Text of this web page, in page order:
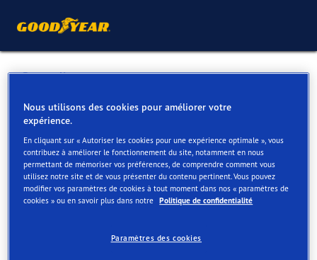
Retour liste
PAESMANS HOUTHALEN NV
Services disponibles en ligne et en magasin
Contact Services
Nous utilisons des cookies pour améliorer votre
expérience.
En cliquant sur « Autoriser les cookies pour une expérience optimale », vous
contribuez à améliorer le fonctionnement du site, notamment en nous
permettant de mémoriser vos préférences, de comprendre comment vous
utilisez notre site et de vous présenter du contenu pertinent. Vous pouvez
modifier vos paramètres de cookies à tout moment dans nos « paramètres de
cookies » ou en savoir plus dans notre Politique de confidentialité
Paramètres des cookies